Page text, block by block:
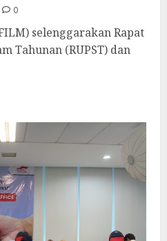
0
selenggarakan Rapat
Tahunan (RUPST) dan